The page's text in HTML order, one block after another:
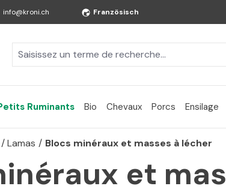
info@kroni.ch Französisch
Ruminants Bio Chevaux Porcs Ensilage
Lamas / Blocs minéraux et masses à lécher
et